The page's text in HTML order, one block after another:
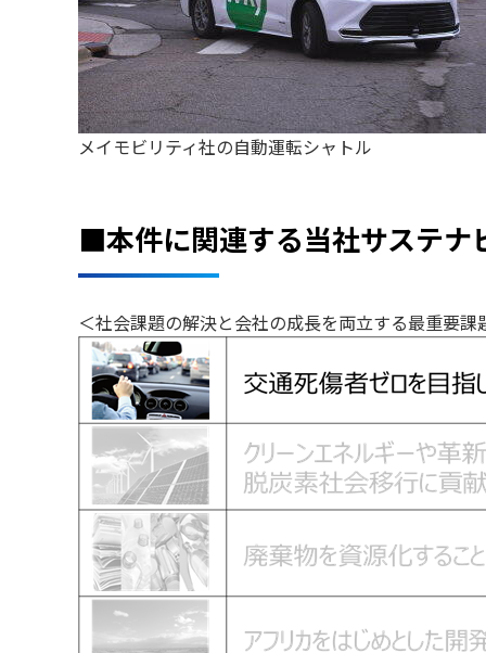
メイモビリティ社の自動運転シャトル
■本件に関連する当社サステナ
＜社会課題の解決と会社の成長を両立する最重要課